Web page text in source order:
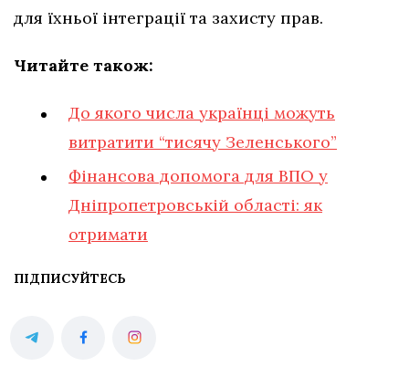
для їхньої інтеграції та захисту прав.
Читайте також:
До якого числа українці можуть
витратити “тисячу Зеленського”
Фінансова допомога для ВПО у
Дніпропетровській області: як
отримати
ПІДПИСУЙТЕСЬ